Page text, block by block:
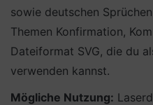
sowie deutschen
Themen Konfirmation,
Dateiformat SVG, die du
verwenden kannst.
Mögliche Nutzung: